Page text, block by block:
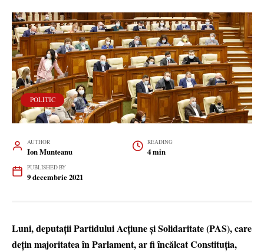
POLITIC
AUTHOR
Ion Munteanu
READING
4 min
PUBLISHED BY
9 decembrie 2021
Luni, deputații Partidului Acțiune și Solidaritate (PAS), care
dețin majoritatea în Parlament, ar fi încălcat Constituția,